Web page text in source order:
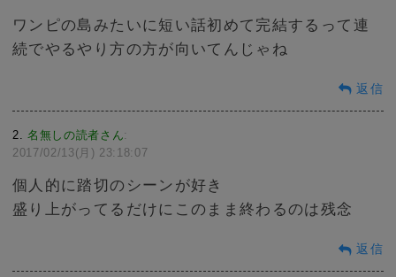
ワンピの島みたいに短い話初めて完結するって連
続でやるやり方の方が向いてんじゃね
返信
2 名無しの読者さん:
2017/02/13(月) 23:18:07
個人的に踏切のシーンが好き
盛り上がってるだけにこのまま終わるのは残念
返信